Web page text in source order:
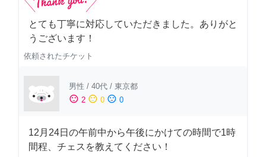
とても丁寧に対応していただきました。ありがと
うございます！
依頼されたチケット
男性 / 40代 / 東京都
sentiment_satisfied 2 sentiment_neutral 0 sentiment_dissatisfied 0
12月24日の午前中から午後にかけての時間で1時
間程、チェスを教えてください！